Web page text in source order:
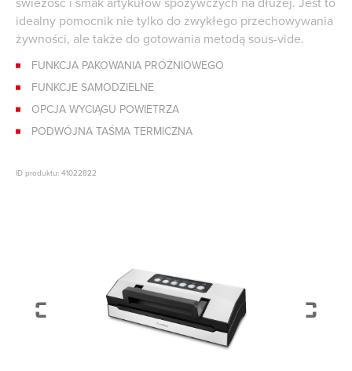
idealny pomocnik nie tylko do zwykłego przechowywania
żywności, ale także do gotowania metodą sous-vide.
FUNKCJA PAKOWANIA PRÓŻNIOWEGO
FUNKCJE SAMODZIELNE
OPCJA WYCIĄGU POWIETRZA
PODWÓJNA TAŚMA TERMICZNA
ID produktu: 41022822